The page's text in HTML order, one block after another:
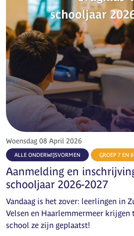
Woensdag 08 April 2026
ALLE ONDERWIJSVORMEN GROEP 7 EN 8
Aanmelding en
schooljaar 2026-2027
Vandaag is het zover: leerlingen in
Velsen en Haarlemmermeer krijgen
school ze zijn geplaatst!